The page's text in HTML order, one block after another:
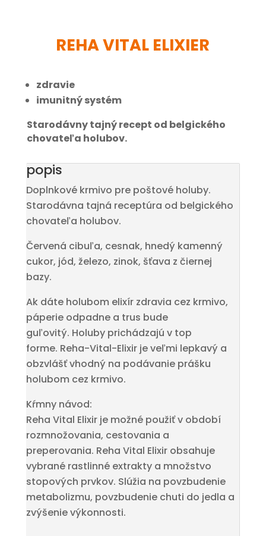
REHA VITAL ELIXIER
zdravie
imunitný systém
Starodávny tajný recept od belgického
chovateľa holubov.
popis
Doplnkové krmivo pre poštové holuby.
Starodávna tajná receptúra ​​od belgického
chovateľa holubov.
Červená cibuľa, cesnak, hnedý kamenný
cukor, jód, železo, zinok, šťava z čiernej
bazy.
Ak dáte holubom elixír zdravia cez krmivo,
páperie odpadne a trus bude
guľovitý. Holuby prichádzajú v top
forme. Reha-Vital-Elixir je veľmi lepkavý a
obzvlášť vhodný na podávanie prášku
holubom cez krmivo.
Kŕmny návod:
Reha Vital Elixir je možné použiť v období
rozmnožovania, cestovania a
preperovania. Reha Vital Elixir obsahuje
vybrané rastlinné extrakty a množstvo
stopových prvkov. Slúžia na povzbudenie
metabolizmu, povzbudenie chuti do jedla a
zvýšenie výkonnosti.